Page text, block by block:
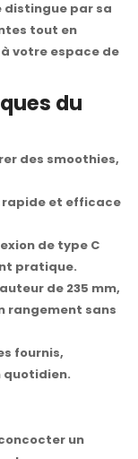
distingue par sa
tout en
votre espace de
du
des smoothies,
rapide et efficace
de type C
pratique.
de 235 mm,
rangement sans
fournis,
un